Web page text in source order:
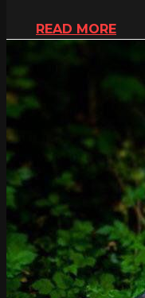
READ MORE